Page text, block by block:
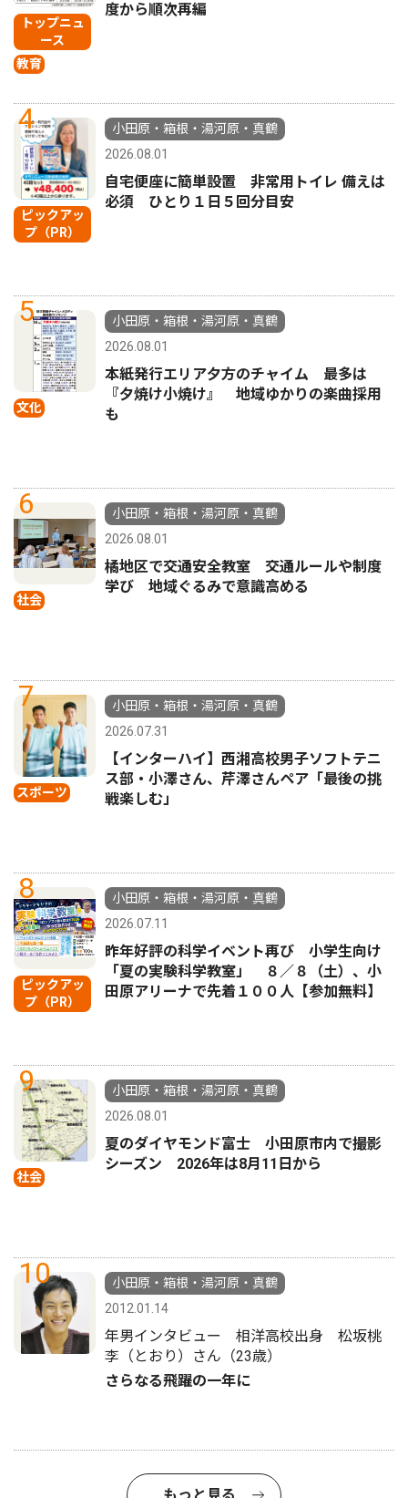
トップニュ
ース
教育
度から順次再編
4
ピックアッ
プ（PR）
小田原・箱根・湯河原・真鶴
2026.08.01
自宅便座に簡単設置 非常用トイレ 備えは
必須 ひとり１日５回分目安
5
文化
小田原・箱根・湯河原・真鶴
2026.08.01
本紙発行エリア夕方のチャイム 最多は
『夕焼け小焼け』 地域ゆかりの楽曲採用
も
6
社会
小田原・箱根・湯河原・真鶴
2026.08.01
橘地区で交通安全教室 交通ルールや制度
学び 地域ぐるみで意識高める
7
スポーツ
小田原・箱根・湯河原・真鶴
2026.07.31
【インターハイ】西湘高校男子ソフトテニ
ス部・小澤さん、芹澤さんペア「最後の挑
戦楽しむ」
8
ピックアッ
プ（PR）
小田原・箱根・湯河原・真鶴
2026.07.11
昨年好評の科学イベント再び 小学生向け
「夏の実験科学教室」 ８／８（土）、小
田原アリーナで先着１００人【参加無料】
9
社会
小田原・箱根・湯河原・真鶴
2026.08.01
夏のダイヤモンド富士 小田原市内で撮影
シーズン 2026年は8月11日から
10
小田原・箱根・湯河原・真鶴
2012.01.14
年男インタビュー 相洋高校出身 松坂桃
李（とおり）さん（23歳）
さらなる飛躍の一年に